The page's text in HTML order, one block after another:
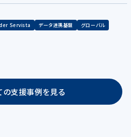
Servista データ連携基盤
グローバル
の支援事例を見る